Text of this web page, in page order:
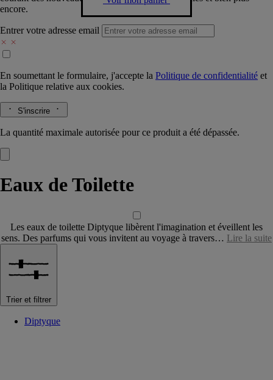
encore.
Entrer votre adresse email
En soumettant le formulaire, j'accepte la Politique de confidentialité et
la Politique relative aux cookies.
S'inscrire
La quantité maximale autorisée pour ce produit a été dépassée.
Eaux de Toilette
Les eaux de toilette Diptyque libèrent l'imagination et éveillent les
sens. Des parfums qui vous invitent au voyage à travers… Lire la suite
Trier et filtrer
Diptyque